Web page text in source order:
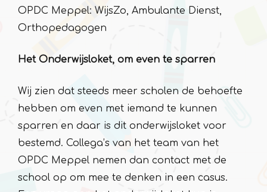
OPDC Meppel: WijsZo, Ambulante Dienst,
Orthopedagogen
Het Onderwijsloket, om even te sparren
Wij zien dat steeds meer scholen de behoefte
hebben om even met iemand te kunnen
sparren en daar is dit onderwijsloket voor
bestemd. Collega’s van het team van het
OPDC Meppel nemen dan contact met de
school op om mee te denken in een casus.